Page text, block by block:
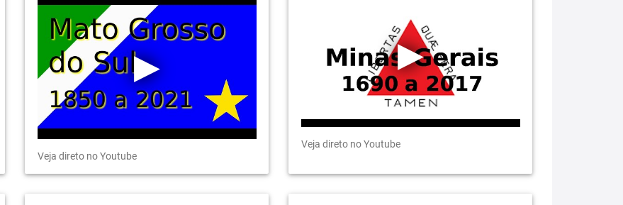
Veja direto no Youtube
Veja direto no Youtube